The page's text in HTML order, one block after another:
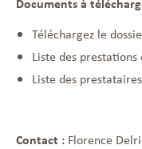
Téléchargez le
Liste des
Liste des
Contact : Florence